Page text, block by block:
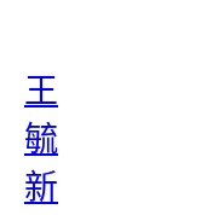
王
毓
新